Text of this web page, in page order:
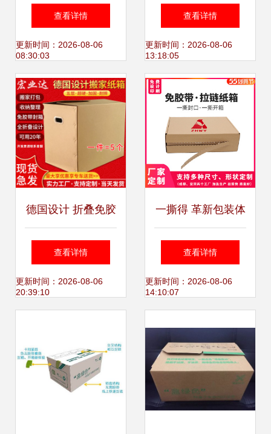
装与胶带选材指南
优化仓储物流的包
装方案
查看详情
更新时间：2026-08-06
08:30:03
扣防盗纸箱的革命
性设计
查看详情
更新时间：2026-08-06
13:18:05
德国设计 折叠免胶
带搬家纸箱，让收
纳整理更高效
查看详情
更新时间：2026-08-06
20:39:10
一撕得 革新包装体
验的免胶带纸箱品
牌与价格分析
查看详情
更新时间：2026-08-06
14:10:07